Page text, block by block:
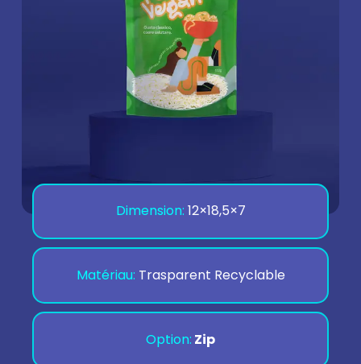
Dimension: 12×18,5×7
Matériau: Trasparent Recyclable
Option: Zip